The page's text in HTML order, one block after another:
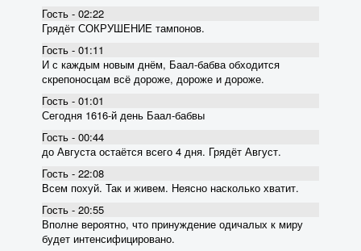
Гость - 02:22
Грядёт СОКРУШЕНИЕ тампонов.
Гость - 01:11
И с каждым новым днём, Баал-бабва обходится
скрепоносцам всё дороже, дороже и дороже.
Гость - 01:01
Сегодня 1616-й день Баал-бабвы
Гость - 00:44
до Августа остаётся всего 4 дня. Грядёт Август.
Гость - 22:08
Всем похуй. Так и живем. Неясно насколько хватит.
Гость - 20:55
Вполне вероятно, что принуждение одичалых к миру
будет интенсифицировано.